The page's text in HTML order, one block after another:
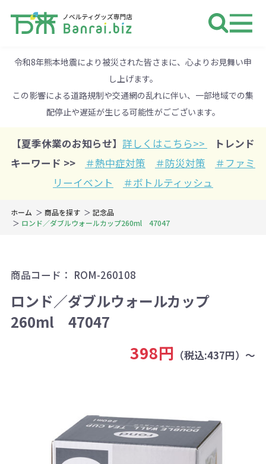
令和8年熊本地震により被災された皆さまに、心よりお見舞い申
し上げます。
この影響による道路規制や交通網の乱れに伴い、一部地域での集
配停止や遅延が生じる可能性がごございます。
【夏季休業のお知らせ】 詳しくはこちら>>
トレンド
キーワード >>
＃熱中症対策 ＃防災対策
＃ファミ
リーイベント
＃ボトルティッシュ
ホーム 商品を探す
記念品
ロンド／ダブルウォールカップ260ml 47047
商品コード： ROM-260108
ロンド／ダブルウォールカップ
260ml 47047
398円 （税込:437円）～